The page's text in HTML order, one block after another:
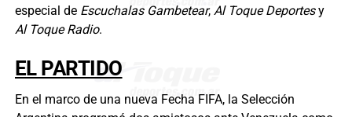
especial de Escuchalas Gambetear, Al Toque Deportesy
Al Toque Radio.
EL PARTIDO
En el marco de una nueva Fecha FIFA, la Selección